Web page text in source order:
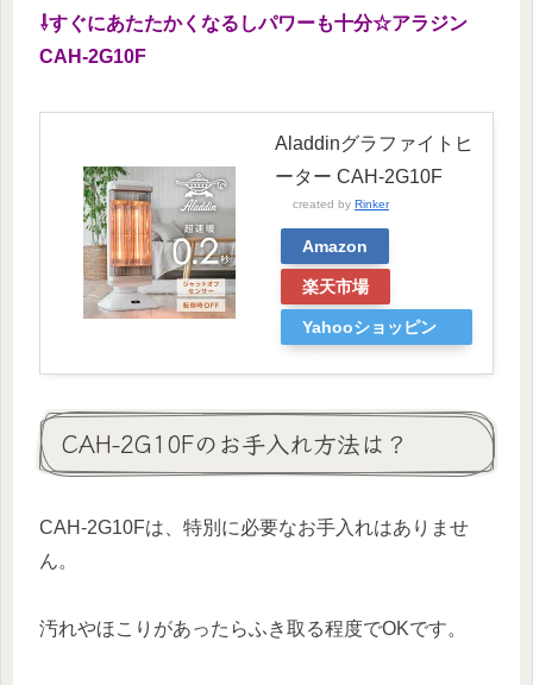
⇩すぐにあたたかくなるしパワーも十分☆アラジン
CAH-2G10F
Aladdinグラファイトヒ
ーター CAH-2G10F
created by Rinker
Amazon
楽天市場
Yahooショッピン
CAH-2G10Fのお手入れ方法は？
CAH-2G10Fは、特別に必要なお手入れはありませ
ん。
汚れやほこりがあったらふき取る程度でOKです。